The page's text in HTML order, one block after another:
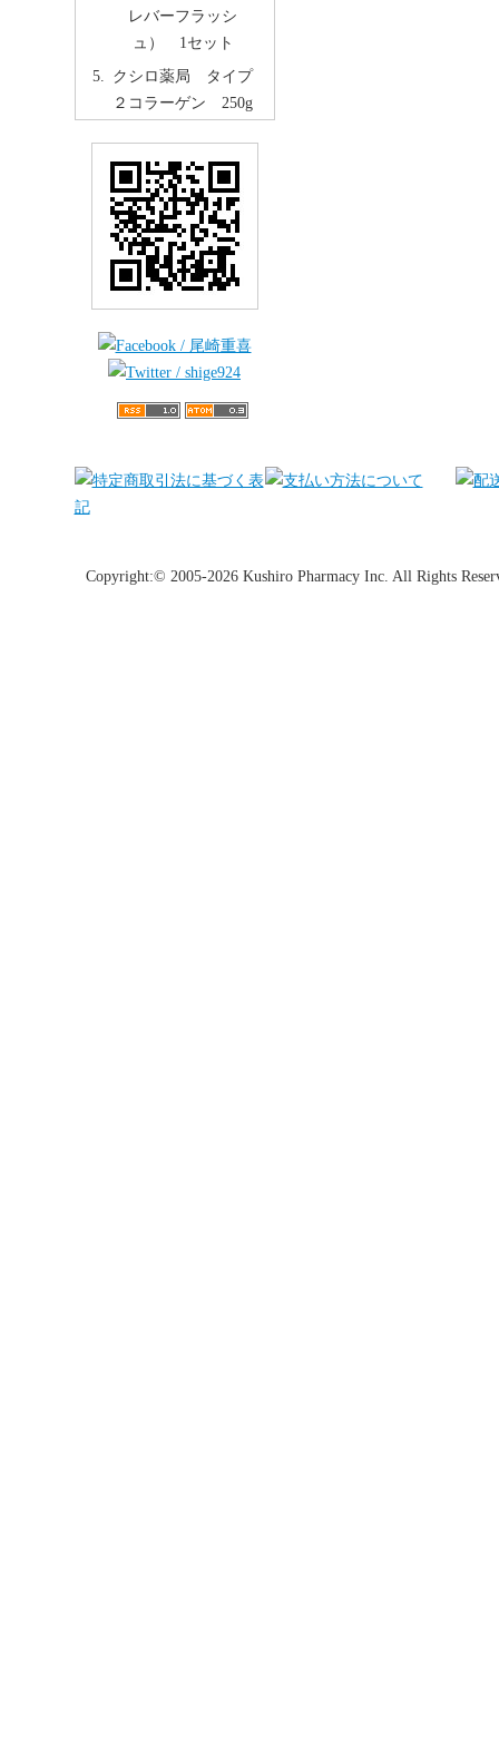
レバーフラッシ
ュ） 1セット
クシロ薬局 タイプ
２コラーゲン 250g
Copyright:© 2005-2026 Kushiro Pharmacy Inc. All Rights